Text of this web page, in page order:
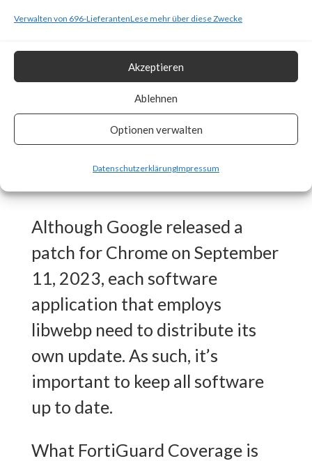
Verwalten von 696-LieferantenLese mehr über diese Zwecke
Akzeptieren
Ablehnen
Optionen verwalten
DatenschutzerklärungImpressum
vulnerability to the Known
catalog on September 13th,
2023. As such, patches should
be applied as soon as they
become available.
Although Google released a
patch for Chrome on September
11, 2023, each software
application that employs
libwebp need to distribute its
own update. As such, it’s
important to keep all software
up to date.
What FortiGuard Coverage is